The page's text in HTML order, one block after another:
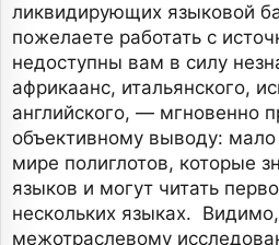
ликвидирующих языковой
пожелаете работать с
недоступны вам в силу
африкаанс, итальянского,
английского, — мгновенно
объективному выводу:
мире полиглотов, которые
языков и могут читать
нескольких языках.
межотраслевому